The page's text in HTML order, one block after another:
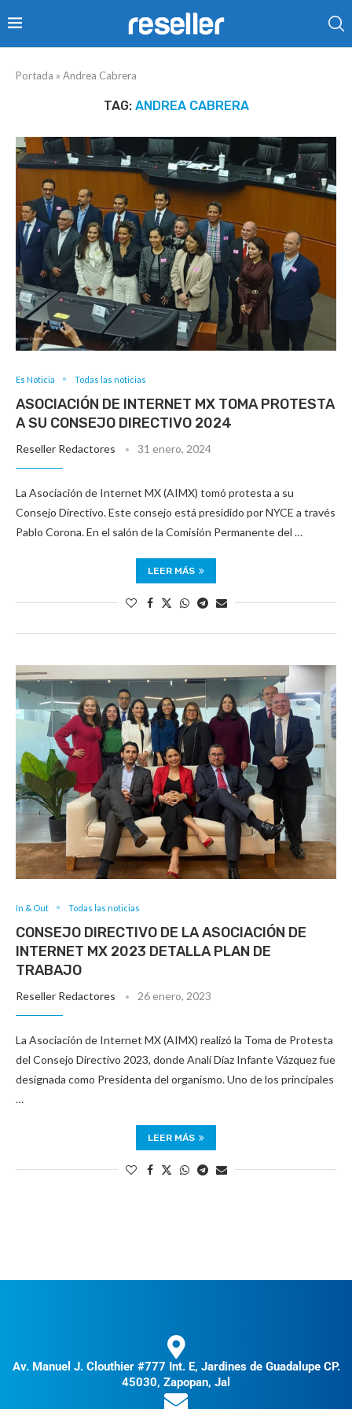
Portada » Andrea Cabrera
TAG: ANDREA CABRERA
Es Noticia Todas las noticias
ASOCIACIÓN DE INTERNET MX TOMA PROTESTA
A SU CONSEJO DIRECTIVO 2024
Reseller Redactores 31 enero, 2024
La Asociación de Internet MX (AIMX) tomó protesta a su
Consejo Directivo. Este consejo está presidido por NYCE a través
Pablo Corona. En el salón de la Comisión Permanente del …
LEER MÁS
In & Out Todas las noticias
CONSEJO DIRECTIVO DE LA ASOCIACIÓN DE
INTERNET MX 2023 DETALLA PLAN DE
TRABAJO
Reseller Redactores 26 enero, 2023
La Asociación de Internet MX (AIMX) realizó la Toma de Protesta
del Consejo Directivo 2023, donde Analí Díaz Infante Vázquez fue
designada como Presidenta del organismo. Uno de los principales
…
LEER MÁS
Av. Manuel J. Clouthier #777 Int. E, Jardines de Guadalupe CP.
45030, Zapopan, Jal